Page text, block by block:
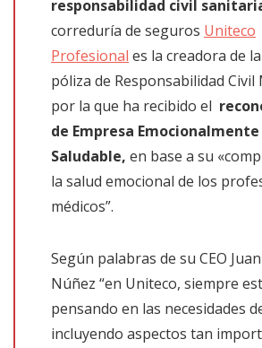
responsabilidad civil
correduría de seguros Uniteco
Profesional es la creadora de
póliza de Responsabilidad Civil
por la que ha recibido el
de Empresa Emocionalmente
Saludable, en base a su
la salud emocional de los
médicos”.
Según palabras de su CEO
Núñez “en Uniteco, siempre
pensando en las necesidades
incluyendo aspectos tan